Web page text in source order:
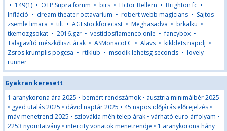
• 149(1) • OTP Supra forum • birs • Hctor Bellern • Brighton fc •
Infláció • dream theater octavarium • robert webb magicians • Sajtos
zsemle limara • tilt • AGLstockforecast • Meghasadva • brkalku •
tkemozgsokat • 2016.gzr • vestidosflamenco.onle •fancybox •
Talajjavító mészkőliszt árak • ASMonacoFC • Alavs • kikldets napidj •
Zsros krumplis pogcsa • rtlklub • msodik lehetsg seconds • lovely
runner
Gyakran keresett
1 aranykorona ára 2025 • bemért rendszámok • ausztria minimálbér 2025
• gyed utalás 2025 • dávid naptár 2025 • 45 napos időjárás előrejelzés •
máv menetrend 2025 • szlovákia méh telep árak • várható euro árfolyam •
2253 nyomtatvány • intercity vonatok menetrendje • 1 aranykorona hány